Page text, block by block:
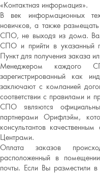
«Контактная информация».
В век информационных
новичков, а также
СПО, не выходя из дома.
СПО и прийти в указанный
Пункт для получения заказа
Менеджером каждого
зарегистрированный как
заключают с компанией
соответствии с правилами и
СПО являются
партнерами Орифлэйм,
консультантов
Центрами.
Оплата заказов
расположенный в
почты. Если Вы разместили